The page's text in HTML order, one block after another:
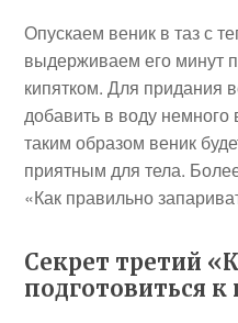
Опускаем веник в таз с
выдерживаем его минут
кипятком. Для придания
добавить в воду
таким образом веник
приятным для тела.
«Как правильно
Секрет третий
подготовиться